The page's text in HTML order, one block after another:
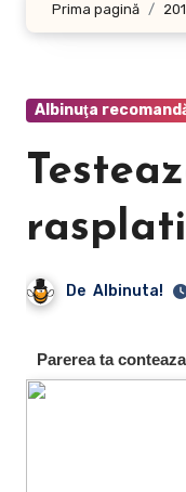
Prima pagină
Albinuţa
De Albinuta!
Parerea ta